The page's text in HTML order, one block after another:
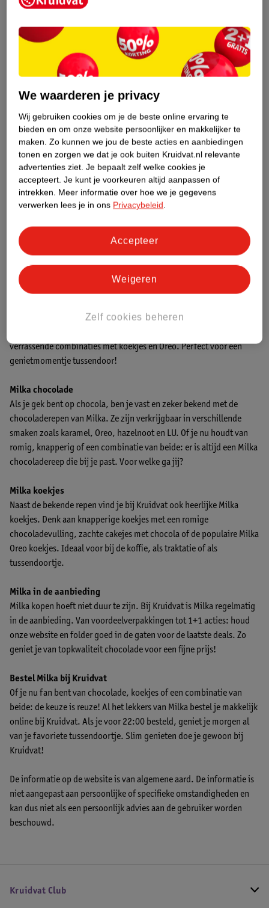
Milka Oreo
Chocoladereep XL Doos
36 x 37g, THT 07-09-
2026
van
34.
99 17.
49
Advies door Kruidvat
Zin in iets lekkers? Bij Kruidvat vind je een uitgebreid assortiment
verrassende combinaties met koekjes en Oreo. Perfect voor een
genietmomentje tussendoor!
Milka chocolade
Als je gek bent op chocola, ben je vast en zeker bekend met de
chocoladerepen van Milka. Ze zijn verkrijgbaar in verschillende
smaken zoals karamel, Oreo, hazelnoot en LU. Of je nu houdt van
romig, knapperig of een combinatie van beide: er is altijd een Milka
chocoladereep die bij je past. Voor welke ga jij?
Milka koekjes
Naast de bekende repen vind je bij Kruidvat ook heerlijke Milka
koekjes. Denk aan knapperige koekjes met een romige
chocoladevulling, zachte cakejes met chocola of de populaire Milka
Oreo koekjes. Ideaal voor bij de koffie, als traktatie of als
tussendoortje.
Milka in de aanbieding
Milka kopen hoeft niet duur te zijn. Bij Kruidvat is Milka regelmatig
in de aanbieding. Van voordeelverpakkingen tot 1+1 acties: houd
onze website en folder goed in de gaten voor de laatste deals. Zo
geniet je van topkwaliteit chocolade voor een fijne prijs!
Bestel Milka bij Kruidvat
Of je nu fan bent van chocolade, koekjes of een combinatie van
beide: de keuze is reuze! Al het lekkers van Milka bestel je makkelijk
online bij Kruidvat. Als je voor 22:00 besteld, geniet je morgen al
van je favoriete tussendoortje. Slim genieten doe je gewoon bij
Kruidvat!
De informatie op de website is van algemene aard. De informatie is
niet aangepast aan persoonlijke of specifieke omstandigheden en
kan dus niet als een persoonlijk advies aan de gebruiker worden
beschouwd.
Kruidvat Club
We waarderen je privacy
Wij gebruiken cookies om je de beste online ervaring te
bieden en om onze website persoonlijker en makkelijker te
maken. Zo kunnen we jou de beste acties en aanbiedingen
tonen en zorgen we dat je ook buiten Kruidvat.nl relevante
advertenties ziet. Je bepaalt zelf welke cookies je
accepteert. Je kunt je voorkeuren altijd aanpassen of
intrekken. Meer informatie over hoe we je gegevens
verwerken lees je in ons Privacybeleid.
Zelf cookies beheren
Weigeren
Accepteer